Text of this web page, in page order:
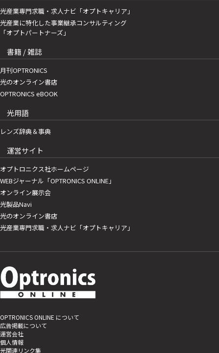
光産業専門求職・求人ナビ「オプトキャリア」
光産業に特化した事業継承コンサルティング
「オプトパートナーズ」
書籍 / 雑誌
月刊OPTRONICS
光のオンライン書店
OPTRONICS eBOOK
光用語
レンズ辞典＆事典
運営サイト
オプトロニクス社ホームページ
WEBジャーナル「OPTRONICS ONLINE」
オンライン展示会
光製品Navi
光のオンライン書店
光産業専門求職・求人ナビ「オプトキャリア」
OPTRONICS ONLINE について
広告掲載について
運営会社
個人情報
光関連リンク集